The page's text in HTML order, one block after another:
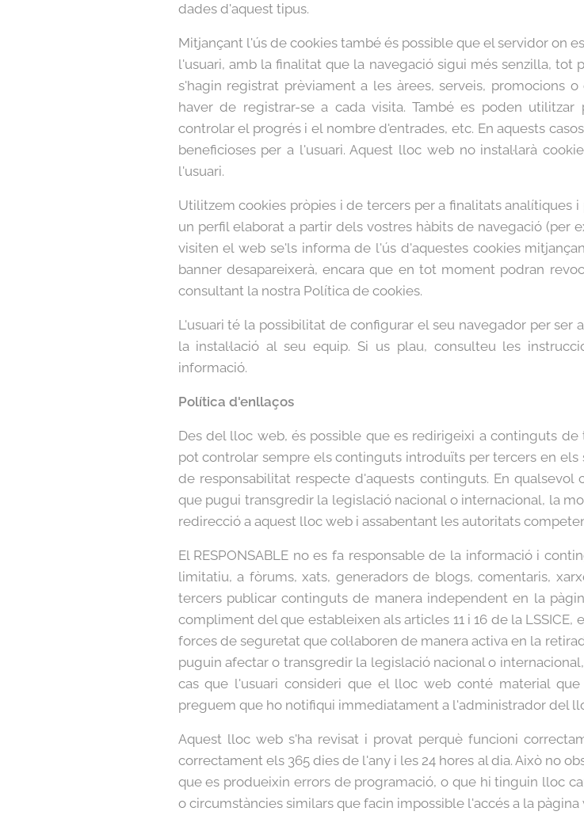
dades d'aquest tipus.
Mitjançant l'ús de cookies també és possible que el servidor on
l'usuari, amb la finalitat que la navegació sigui més senzilla,
s'hagin registrat prèviament a les àrees, serveis, promocions
haver de registrar-se a cada visita. També es poden
controlar el progrés i el nombre d'entrades, etc. En aquests
beneficioses per a l'usuari. Aquest lloc web no instal·larà
l'usuari.
Utilitzem cookies pròpies i de tercers per a finalitats analítiques
un perfil elaborat a partir dels vostres hàbits de navegació (per
visiten el web se'ls informa de l'ús d'aquestes cookies
banner desapareixerà, encara que en tot moment podran
consultant la nostra Política de cookies.
L'usuari té la possibilitat de configurar el seu navegador per
la instal·lació al seu equip. Si us plau, consulteu les
informació.
Política d'enllaços
Des del lloc web, és possible que es redirigeixi a continguts de
pot controlar sempre els continguts introduïts per tercers en
de responsabilitat respecte d'aquests continguts. En
que pugui transgredir la legislació nacional o internacional, la
redirecció a aquest lloc web i assabentant les autoritats
El RESPONSABLE no es fa responsable de la informació i
limitatiu, a fòrums, xats, generadors de blogs, comentaris,
tercers publicar continguts de manera independent en la
compliment del que estableixen als articles 11 i 16 de la LSSICE,
forces de seguretat que col·laboren de manera activa en la
puguin afectar o transgredir la legislació nacional o
cas que l'usuari consideri que el lloc web conté material
preguem que ho notifiqui immediatament a l'administrador del
Aquest lloc web s'ha revisat i provat perquè funcioni
correctament els 365 dies de l'any i les 24 hores al dia. Això no
que es produeixin errors de programació, o que hi tinguin lloc
o circumstàncies similars que facin impossible l'accés a la pàgina